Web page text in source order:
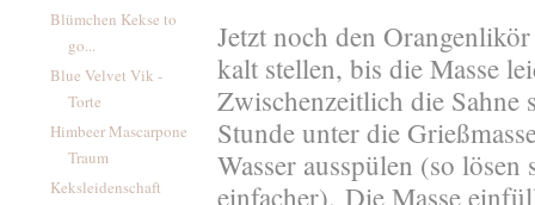
Blümchen Kekse to
go...
Blue Velvet Vik -
Torte
Himbeer Mascarpone
Traum
Keksleidenschaft
Jetzt noch den Orangenlikö
kalt stellen, bis die Masse
Zwischenzeitlich die Sahne
Stunde unter die Grieß
Wasser ausspülen (so lösen
einfacher). Die Masse